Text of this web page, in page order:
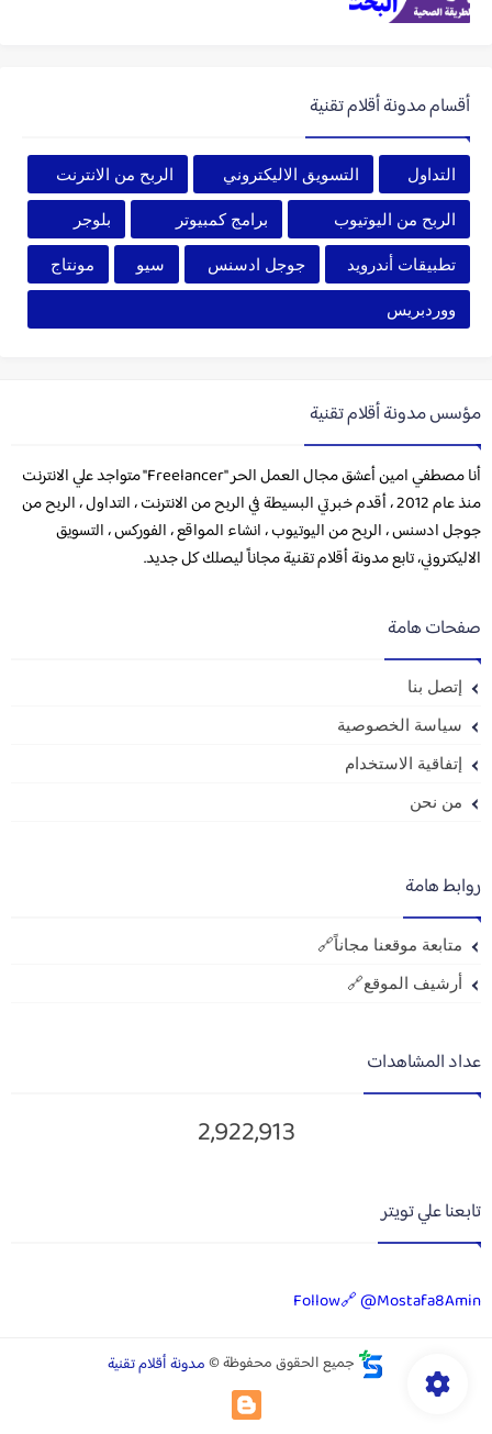
أقسام مدونة أقلام تقنية
التداول التسويق الاليكتروني الربح من الانترنت
الربح من اليوتيوب برامج كمبيوتر بلوجر
تطبيقات أندرويد جوجل ادسنس سيو مونتاج
ووردبريس
مؤسس مدونة أقلام تقنية
أنا مصطفي امين أعشق مجال العمل الحر "Freelancer" متواجد علي الانترنت
منذ عام 2012 ، أقدم خبرتي البسيطة في الربح من الانترنت ، التداول ، الربح من
جوجل ادسنس ، الربح من اليوتيوب ، انشاء المواقع ، الفوركس ، التسويق
الاليكتروني، تابع مدونة أقلام تقنية مجاناً ليصلك كل جديد.
صفحات هامة
إتصل بنا
سياسة الخصوصية
إتفاقية الاستخدام
من نحن
روابط هامة
متابعة موقعنا مجاناً🔗
أرشيف الموقع🔗
عداد المشاهدات
2,922,913
تابعنا علي تويتر
Follow🔗 @Mostafa8Amin
جميع الحقوق محفوظة ©مدونة أقلام تقنية